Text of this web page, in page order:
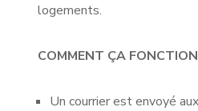
logements.
COMMENT ÇA
Un courrier est envoyé